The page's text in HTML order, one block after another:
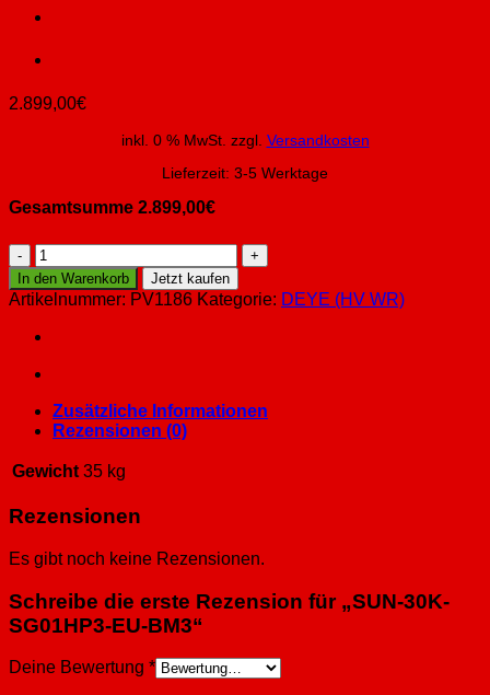
2.899,00€
inkl. 0 % MwSt. zzgl. Versandkosten
Lieferzeit: 3-5 Werktage
Gesamtsumme 2.899,00€
SUN-
30K-
SG01HP3-
EU-
BM3
In den Warenkorb Jetzt kaufen
Artikelnummer: PV1186 Kategorie: DEYE (HV WR)
Zusätzliche Informationen
Rezensionen (0)
Gewicht 35 kg
Rezensionen
Es gibt noch keine Rezensionen.
Schreibe die erste Rezension für „SUN-30K-
SG01HP3-EU-BM3“
Deine Bewertung *